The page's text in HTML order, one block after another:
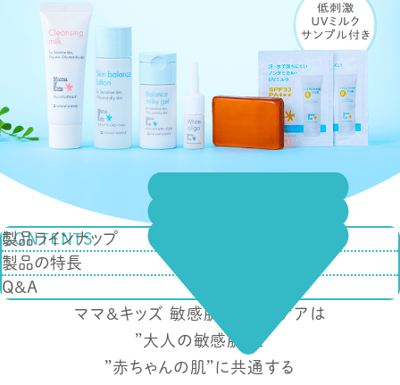
CONTENTS
製品ラインナップ
製品の特長
Q&A
ママ&キッズ 敏感肌フェイスケアは
”大人の敏感肌”と
”赤ちゃんの肌”に共通する